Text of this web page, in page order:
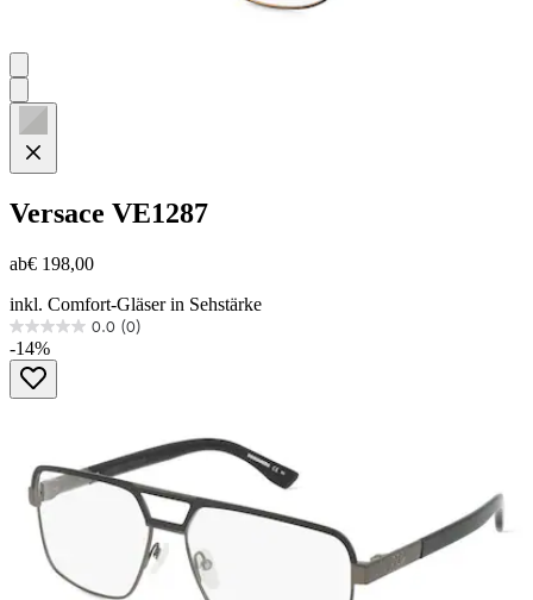
Versace VE1287
ab€ 198,00
inkl. Comfort-Gläser in Sehstärke
0.0 (0)
0.0
von
Sternen.
-14%